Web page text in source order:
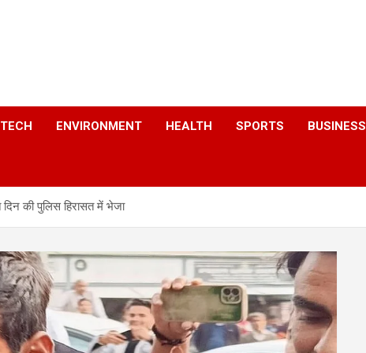
TECH ENVIRONMENT HEALTH SPORTS BUSINESS
की पुलिस हिरासत में भेजा